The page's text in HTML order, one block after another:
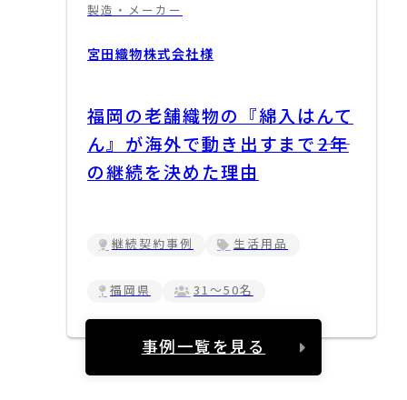
製造・メーカー
宮田織物株式会社様
福岡の老舗織物の『綿入はんて
ん』が海外で動き出すまで――2年
の継続を決めた理由
継続契約事例 生活用品
福岡県 31～50名
事例一覧を見る